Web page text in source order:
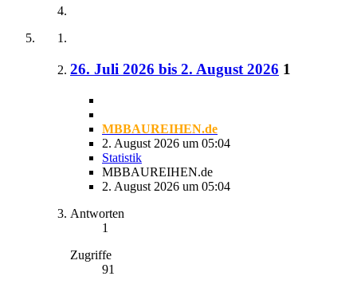
26. Juli 2026 bis 2. August 2026 1
MBBAUREIHEN.de
2. August 2026 um 05:04
Statistik
MBBAUREIHEN.de
2. August 2026 um 05:04
Antworten
1
Zugriffe
91